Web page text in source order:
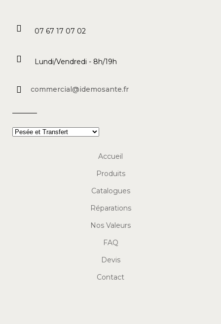
07 67 17 07 02
Lundi/Vendredi - 8h/19h
commercial@idemosante.fr
Accueil
Produits
Catalogues
Réparations
Nos Valeurs
FAQ
Devis
Contact